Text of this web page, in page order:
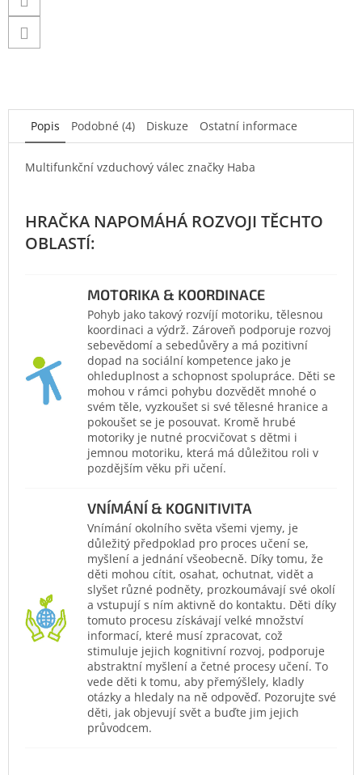
Popis Podobné (4) Diskuze Ostatní informace
Multifunkční vzduchový válec značky Haba
MOTORIKA & KOORDINACE
Pohyb jako takový rozvíjí motoriku, tělesnou
koordinaci a výdrž. Zároveň podporuje rozvoj
sebevědomí a sebedůvěry a má pozitivní
dopad na sociální kompetence jako je
ohleduplnost a schopnost spolupráce. Děti se
mohou v rámci pohybu dozvědět mnohé o
svém těle, vyzkoušet si své tělesné hranice a
pokoušet se je posouvat. Kromě hrubé
motoriky je nutné procvičovat s dětmi i
jemnou motoriku, která má důležitou roli v
pozdějším věku při učení.
VNÍMÁNÍ & KOGNITIVITA
Vnímání okolního světa všemi vjemy, je
důležitý předpoklad pro proces učení se,
myšlení a jednání všeobecně. Díky tomu, že
děti mohou cítit, osahat, ochutnat, vidět a
slyšet různé podněty, prozkoumávají své okolí
a vstupují s ním aktivně do kontaktu. Děti díky
tomuto procesu získávají velké množství
informací, které musí zpracovat, což
stimuluje jejich kognitivní rozvoj, podporuje
abstraktní myšlení a četné procesy učení. To
vede děti k tomu, aby přemýšlely, kladly
otázky a hledaly na ně odpověď. Pozorujte své
děti, jak objevují svět a buďte jim jejich
průvodcem.